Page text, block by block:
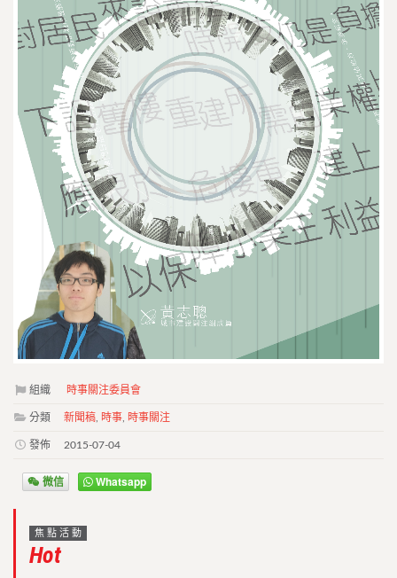
組織 時事關注委員會
分類 新聞稿 時事 時事關注
發佈 2015-07-04
微信 Whatsapp
焦點活動
Hot